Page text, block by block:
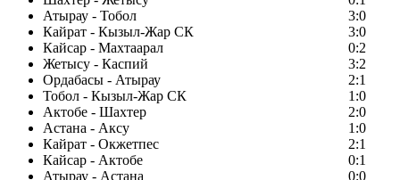
Атырау - Тобол
3:0
Кайрат - Кызыл-Жар СК
3:0
Кайсар - Махтаарал
0:2
Жетысу - Каспий
3:2
Ордабасы - Атырау
2:1
Тобол - Кызыл-Жар СК
1:0
Актобе - Шахтер
2:0
Астана - Аксу
1:0
Кайрат - Окжетпес
2:1
Кайсар - Актобе
0:1
Атырау - Астана
0:0